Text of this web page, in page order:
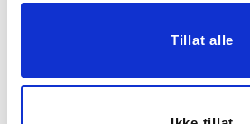
Tillat alle
ROMDUFT BLOOM
VANILLA
249,00